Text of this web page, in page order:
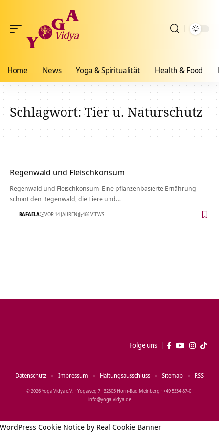
Home News Yoga & Spiritualität Health & Food
Schlagwort:Tier u. Naturschutz
Regenwald und Fleischkonsum
Regenwald und Fleischkonsum Eine pflanzenbasierte Ernährung
schont den Regenwald, die Tiere und…
RAFAELA VOR 14 JAHREN 466 VIEWS
Folge uns
© 2026 Yoga Vidya e.V. · Yogaweg 7 · 32805 Horn‑Bad Meinberg · +49 5234 87‑0 ·
info@yoga‑vidya.de
Datenschutz Impressum Haftungsausschluss Sitemap RSS
WordPress Cookie Notice by Real Cookie Banner